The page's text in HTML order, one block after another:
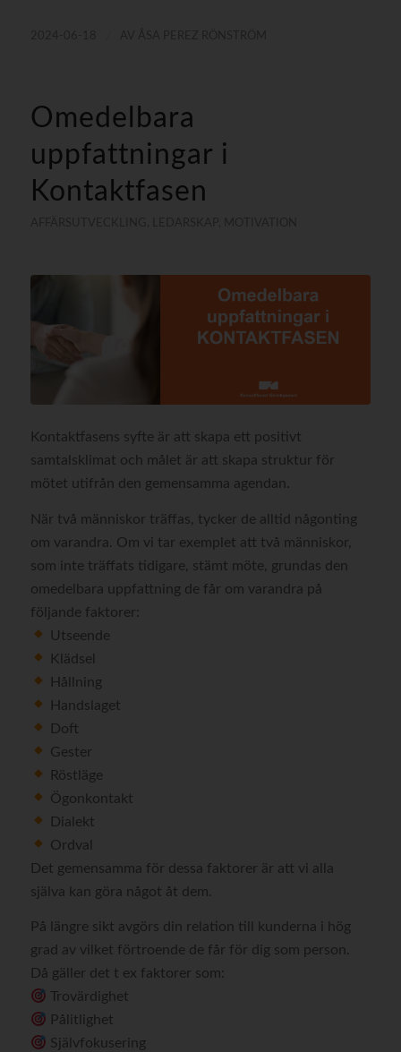
Omedelbara
uppfattningar i
Kontaktfasen
Kontaktfasens syfte är att skapa ett positivt
samtalsklimat och målet är att skapa struktur för
mötet utifrån den gemensamma agendan.
När två människor träffas, tycker de alltid någonting
om varandra. Om vi tar exemplet att två människor,
som inte träffats tidigare, stämt möte, grundas den
omedelbara uppfattning de får om varandra på
följande faktorer:
Utseende
Klädsel
Hållning
Handslaget
Doft
Gester
Röstläge
Ögonkontakt
Dialekt
Ordval
Det gemensamma för dessa faktorer är att vi alla
själva kan göra något åt dem.
På längre sikt avgörs din relation till kunderna i hög
grad av vilket förtroende de får för dig som person.
Då gäller det t ex faktorer som:
Trovärdighet
Pålitlighet
Självfokusering